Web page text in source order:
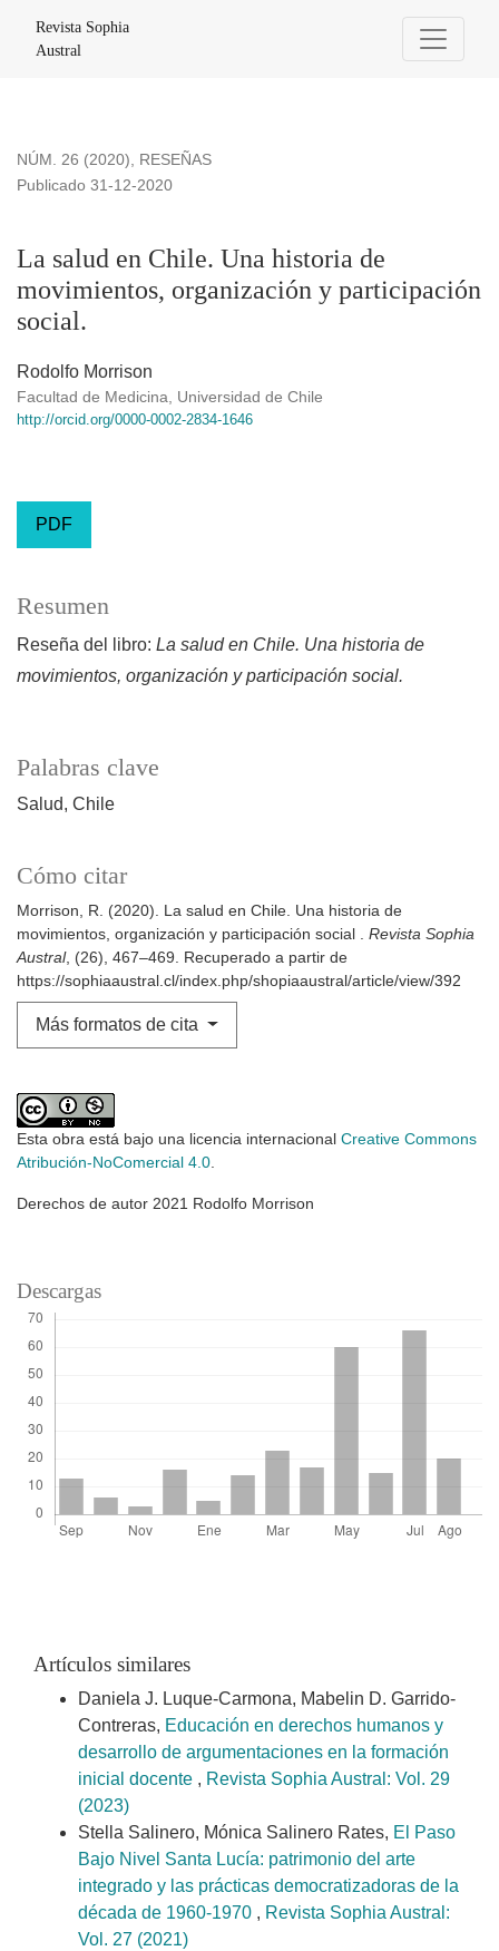
Revista Sophia
Austral
NÚM. 26 (2020), RESEÑAS
La salud en Chile. Una historia de
movimientos, organización y participación
social.
Publicado 31-12-2020
Rodolfo Morrison
Facultad de Medicina, Universidad de Chile
http://orcid.org/0000-0002-2834-1646
PDF
Palabras clave
Salud Chile
Cómo citar
Morrison, R. (2020). La salud en Chile. Una historia de
movimientos, organización y participación social . Revista Sophia
Austral, (26), 467–469. Recuperado a partir de
https://sophiaaustral.cl/index.php/shopiaaustral/article/view/392
Más formatos de cita
Resumen
Reseña del libro: La salud en Chile. Una historia de
movimientos, organización y participación social.
Esta obra está bajo una licencia internacional Creative Commons
Atribución-NoComercial 4.0.
Derechos de autor 2021 Rodolfo Morrison
Descargas
Artículos similares
Daniela J. Luque-Carmona, Mabelin D. Garrido-
Contreras, Educación en derechos humanos y
desarrollo de argumentaciones en la formación
inicial docente , Revista Sophia Austral: Vol. 29
(2023)
Stella Salinero, Mónica Salinero Rates, El Paso
Bajo Nivel Santa Lucía: patrimonio del arte
integrado y las prácticas democratizadoras de la
década de 1960-1970 , Revista Sophia Austral:
Vol. 27 (2021)